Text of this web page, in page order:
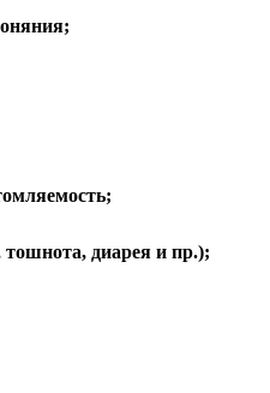
диарея и пр.);